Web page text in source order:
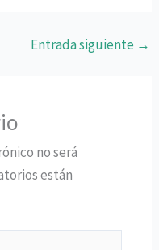
Entrada siguiente →
no será
están